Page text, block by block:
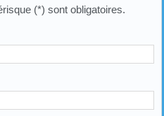
(*) sont obligatoires.